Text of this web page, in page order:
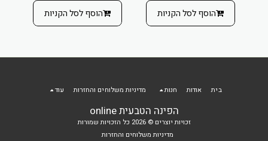
הוסף לסל הקניות הוסף לסל הקניות
הפינה הטבעית online
זכויות יוצרים © 2026 כל הזכויות שמורות
מדיניות משלוחים והחזרות
בית אודות חנות מדיניות משלוחים והחזרות עוד